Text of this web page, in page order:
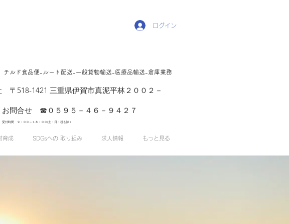
ログイン
チルド食品便-ルート配送-一般貸物輸送-医療品輸送-倉庫業務
〒518-1421 三重県伊賀市真泥平林２００２－
合せ ☎０５９５－４６－９４２７
９：００～１８：００(土・日・祝を除く
育成 SDGsへの 取り組み 求人情報 もっと見る